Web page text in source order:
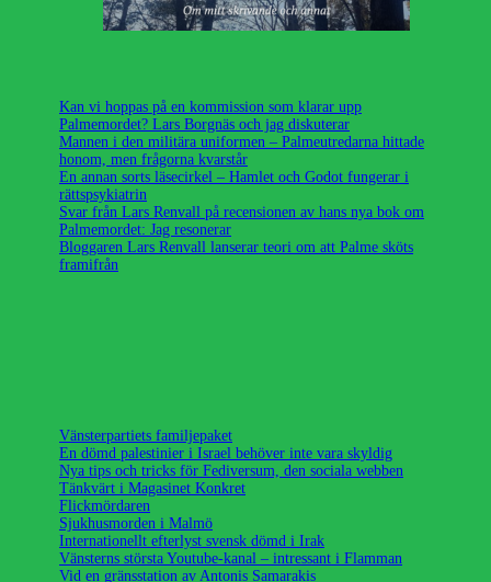
Kan vi hoppas på en kommission som klarar upp
Palmemordet? Lars Borgnäs och jag diskuterar
Mannen i den militära uniformen – Palmeutredarna hittade
honom, men frågorna kvarstår
En annan sorts läsecirkel – Hamlet och Godot fungerar i
rättspsykiatrin
Svar från Lars Renvall på recensionen av hans nya bok om
Palmemordet: Jag resonerar
Bloggaren Lars Renvall lanserar teori om att Palme sköts
framifrån
Vänsterpartiets familjepaket
En dömd palestinier i Israel behöver inte vara skyldig
Nya tips och tricks för Fediversum, den sociala webben
Tänkvärt i Magasinet Konkret
Flickmördaren
Sjukhusmorden i Malmö
Internationellt efterlyst svensk dömd i Irak
Vänsterns största Youtube-kanal – intressant i Flamman
Vid en gränsstation av Antonis Samarakis